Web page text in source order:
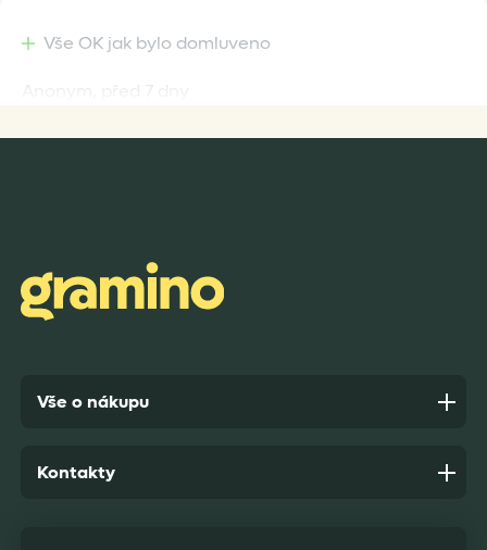
Vše OK jak bylo domluveno
Anonym,před 8 dny
Vše o nákupu
Kontakty